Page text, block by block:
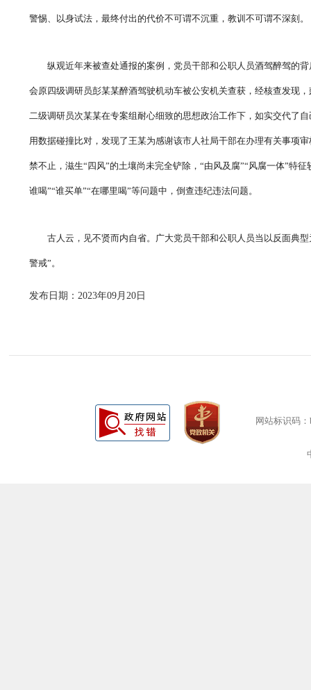
警惕、以身试法，最终付出的代价不可谓不沉重，教训不可谓不深刻。
纵观近年来被查处通报的案例，党员干部和公职人员酒驾醉驾的
会原四级调研员彭某某醉酒驾驶机动车被公安机关查获，经核查发现
二级调研员次某某在专案组耐心细致的思想政治工作下，如实交代了
用数据碰撞比对，发现了王某为感谢该市人社局干部在办理有关事
禁不止，滋生“四风”的土壤尚未完全铲除，“由风及腐”“风腐一体”特
谁喝”“谁买单”“在哪里喝”等问题中，倒查违纪违法问题。
古人云，见不贤而内自省。广大党员干部和公职人员当以反面典
警戒”。
发布日期：2023年09月20日
网站标识码